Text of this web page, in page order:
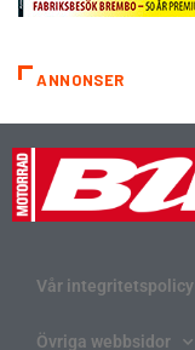
ANNONSER
Vår integritetspolicy
Övriga webbsidor